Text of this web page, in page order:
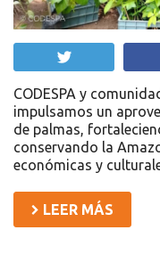
CODESPA y
impulsamos un
de palmas,
conservando la
económicas y
LEER MÁS